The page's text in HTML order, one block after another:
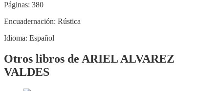
Páginas: 380
Encuadernación: Rústica
Idioma: Español
Otros libros de ARIEL ALVAREZ
VALDES